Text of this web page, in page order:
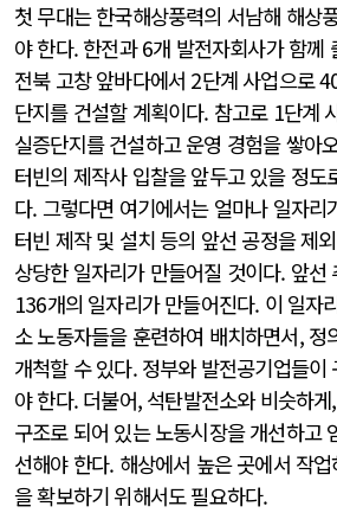
첫 무대는 한국해상풍력의 서남해 해상
야 한다. 한전과 6개 발전자회사가 함께
전북 고창 앞바다에서 2단계 사업으로
단지를 건설할 계획이다. 참고로 1단계
실증단지를 건설하고 운영 경험을 쌓아
터빈의 제작사 입찰을 앞두고 있을 정도
다. 그렇다면 여기에서는 얼마나 일자리
터빈 제작 및 설치 등의 앞선 공정을 제
상당한 일자리가 만들어질 것이다. 앞선
136개의 일자리가 만들어진다. 이 일자
소 노동자들을 훈련하여 배치하면서, 정
개척할 수 있다. 정부와 발전공기업들이
야 한다. 더불어, 석탄발전소와 비슷하
구조로 되어 있는 노동시장을 개선하고
선해야 한다. 해상에서 높은 곳에서 작
을 확보하기 위해서도 필요하다.